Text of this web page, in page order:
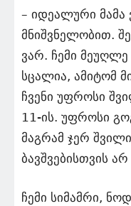
– იდეალური მამა
მნიშვნელობით.
ვარ. ჩემი
სცალია, ამიტომ
ჩვენი უფროსი
11-ის. უფროსი
მაგრამ ჯერ
ბავშვებისთვის
ჩემი სიმამრი,